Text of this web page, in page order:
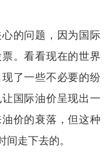
的问题，因为国际
。看看现在的世界
了一些不必要的纷
国际油价呈现出一
价的衰落，但这种
走下去的。